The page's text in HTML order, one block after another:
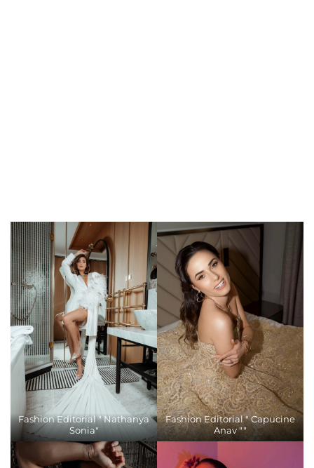
Fashion Editorial " Nathanya
Sonia"
Fashion Editorial " Capucine
Anav ""